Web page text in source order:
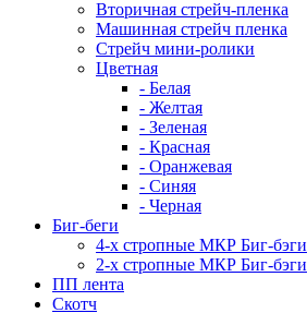
Вторичная стрейч-пленка
Машинная стрейч пленка
Стрейч мини-ролики
Цветная
- Белая
- Желтая
- Зеленая
- Красная
- Оранжевая
- Синяя
- Черная
Биг-беги
4-х стропные МКР Биг-бэги
2-х стропные МКР Биг-бэги
ПП лента
Скотч